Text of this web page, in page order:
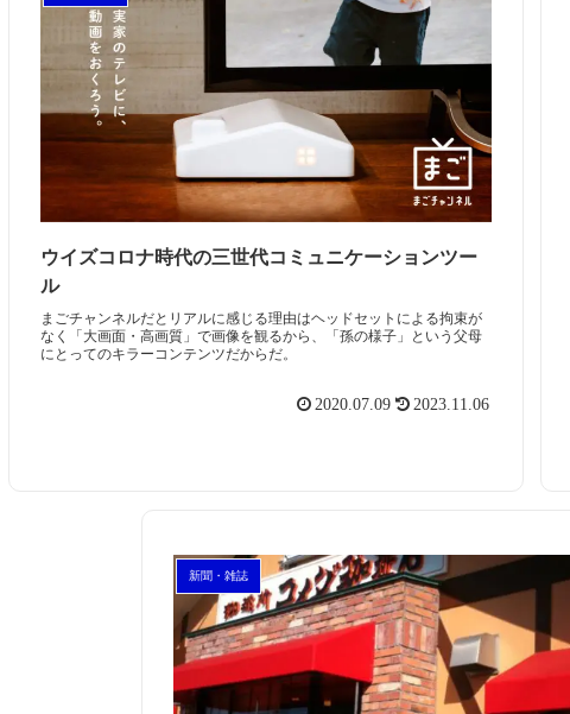
ウイズコロナ時代の三世代コミュニケーションツー
ル
まごチャンネルだとリアルに感じる理由はヘッドセットによる拘束が
なく「大画面・高画質」で画像を観るから、「孫の様子」という父母
にとってのキラーコンテンツだからだ。
2020.07.09 2023.11.06
新聞・雑誌